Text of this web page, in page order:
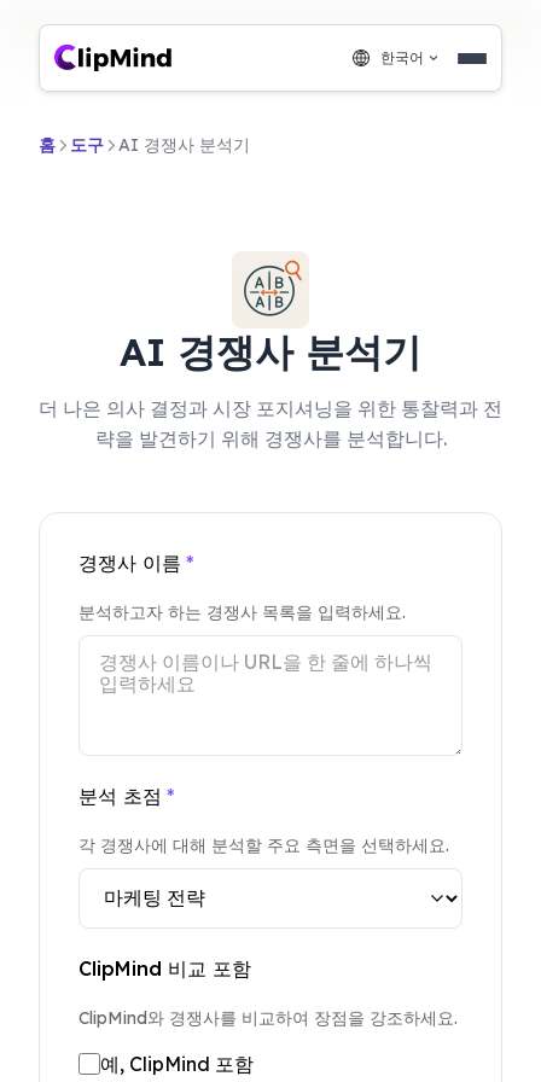
한국어
홈 도구 AI 경쟁사 분석기
AI 경쟁사 분석기
더 나은 의사 결정과 시장 포지셔닝을 위한 통찰력과 전
략을 발견하기 위해 경쟁사를 분석합니다.
경쟁사 이름 *
분석하고자 하는 경쟁사 목록을 입력하세요.
분석 초점 *
각 경쟁사에 대해 분석할 주요 측면을 선택하세요.
ClipMind 비교 포함
ClipMind와 경쟁사를 비교하여 장점을 강조하세요.
예, ClipMind 포함